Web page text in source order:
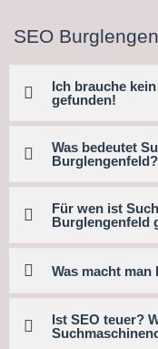
SEO
Ich brauche
gefunden!
Was bedeutet
Burglengenfeld?
Für wen ist
Burglengenfeld
Was macht
Ist SEO teuer?